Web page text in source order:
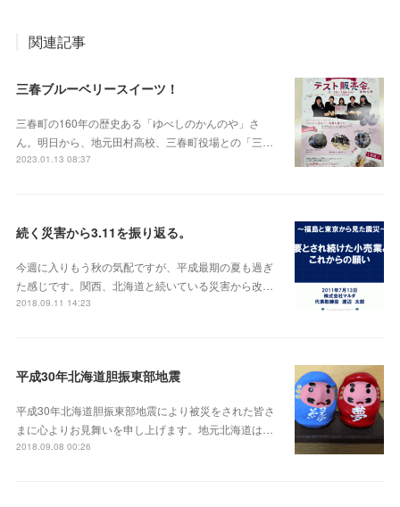
関連記事
三春ブルーベリースイーツ！
三春町の160年の歴史ある「ゆべしのかんのや」さ
ん。明日から、地元田村高校、三春町役場との「三…
2023.01.13 08:37
続く災害から3.11を振り返る。
今週に入りもう秋の気配ですが、平成最期の夏も過ぎ
た感じです。関西、北海道と続いている災害から改…
2018.09.11 14:23
平成30年北海道胆振東部地震
平成30年北海道胆振東部地震により被災をされた皆さ
まに心よりお見舞いを申し上げます。地元北海道は…
2018.09.08 00:26